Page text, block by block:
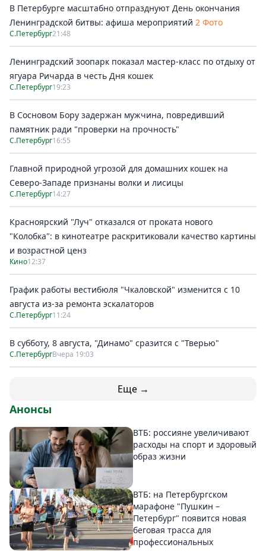
В Петербурге масштабно отпразднуют День окончания
Ленинградской битвы: афиша мероприятий 2 Фото
С.Петербург21:48
Ленинградский зоопарк показал мастер-класс по отдыху от
ягуара Ричарда в честь Дня кошек
С.Петербург19:23
В Сосновом Бору задержан мужчина, повредивший
памятник ради "проверки на прочность"
С.Петербург16:55
Главной природной угрозой для домашних кошек на
Северо-Западе признаны волки и лисицы
С.Петербург14:27
Красноярский "Луч" отказался от проката нового
"Колобка": в кинотеатре раскритиковали качество картины
и возрастной ценз
Кино12:37
График работы вестибюля "Чкаловской" изменится с 10
августа из-за ремонта эскалаторов
С.Петербург11:24
В субботу, 8 августа, "Динамо" сразится с "Тверью"
С.ПетербургВчера 19:03
Еще →
Анонсы
ВТБ: россияне увеличивают
расходы на спорт и здоровый
образ жизни
ВТБ: на Петербургском
марафоне "Пушкин –
Петербург" появится новая
беговая трасса для
профессиональных